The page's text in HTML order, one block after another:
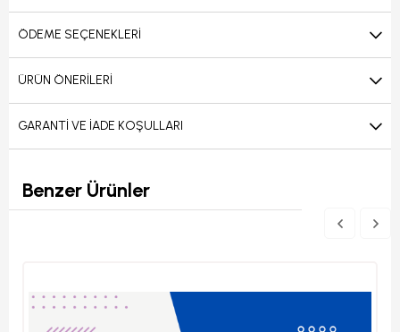
ÖDEME SEÇENEKLERI
ÜRÜN ÖNERILERI
GARANTI VE İADE KOŞULLARI
Benzer Ürünler